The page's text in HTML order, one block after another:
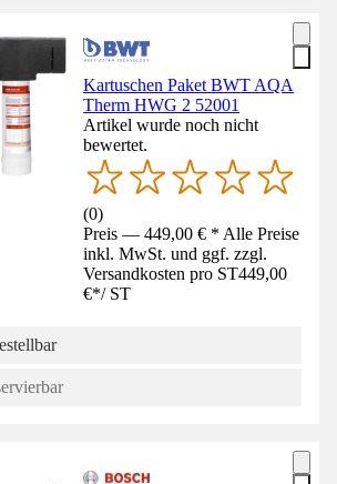
Kartuschen Paket BWT AQA
Therm HWG 2 52001
Artikel wurde noch nicht
bewertet.
(0)
Preis — 449,00 € * Alle Preise
inkl. MwSt. und ggf. zzgl.
Versandkosten pro ST449,00
€*/ ST